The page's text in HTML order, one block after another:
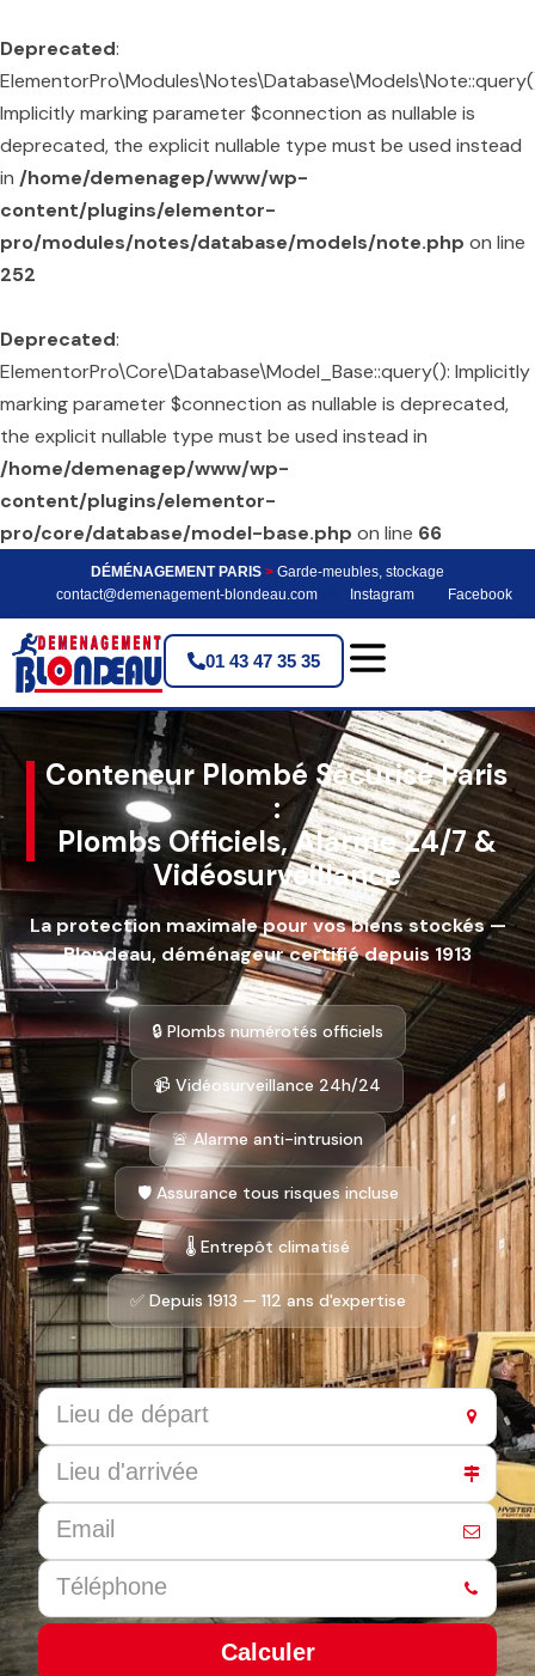
Deprecated:
Implicitly marking parameter $connection as nullable is
deprecated, the explicit nullable type must be used instead
in /home/demenagep/www/wp-
content/plugins/elementor-
pro/modules/notes/database/models/note.php on line
252
Deprecated:
ElementorPro\Core\Database\Model_Base::query(): Implicitly
marking parameter $connection as nullable is deprecated,
the explicit nullable type must be used instead in
/home/demenagep/www/wp-
content/plugins/elementor-
pro/core/database/model-base.php on line 66
DÉMÉNAGEMENT PARIS > Garde-meubles, stockage
contact@demenagement-blondeau.com
Instagram Facebook
01 43 47 35 35
Conteneur Plombé Sécurisé Paris
:
Plombs Officiels, Alarme 24/7 &
Vidéosurveillance
La protection maximale pour vos biens stockés —
Blondeau, déménageur certifié depuis 1913
🔒 Plombs numérotés officiels
📹 Vidéosurveillance 24h/24
🚨 Alarme anti-intrusion
🛡️ Assurance tous risques incluse
🌡️ Entrepôt climatisé
✅ Depuis 1913 — 112 ans d'expertise
Calculer